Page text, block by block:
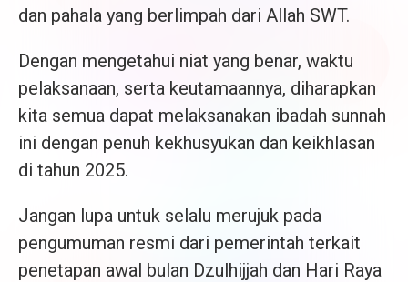
dan pahala yang berlimpah dari Allah SWT.
Dengan mengetahui niat yang benar, waktu
pelaksanaan, serta keutamaannya, diharapkan
kita semua dapat melaksanakan ibadah sunnah
ini dengan penuh kekhusyukan dan keikhlasan
di tahun 2025.
Jangan lupa untuk selalu merujuk pada
pengumuman resmi dari pemerintah terkait
penetapan awal bulan Dzulhijjah dan Hari Raya